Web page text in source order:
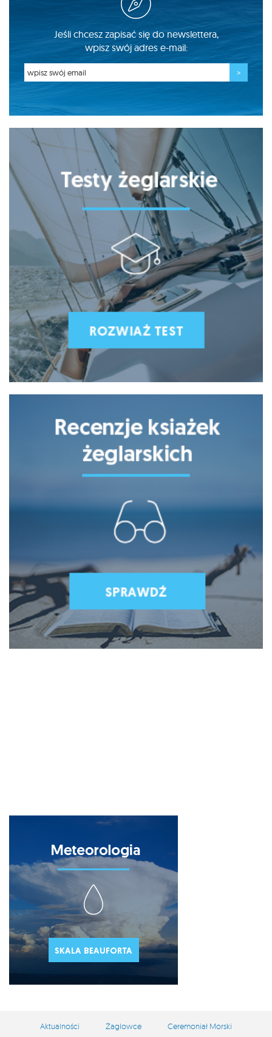
Jeśli chcesz zapisać się do newslettera,
wpisz swój adres e-mail:
Aktualności Żaglowce Ceremoniał Morski